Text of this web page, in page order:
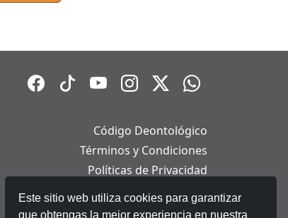
Este sitio web utiliza cookies para garantizar
que obtengas la mejor experiencia en nuestra
Código Deontológico
Términos y Condiciones
Políticas de Privacidad
Políticas de Cookies
Aviso Legal